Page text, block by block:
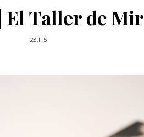
El Taller de Mir
23.1.15